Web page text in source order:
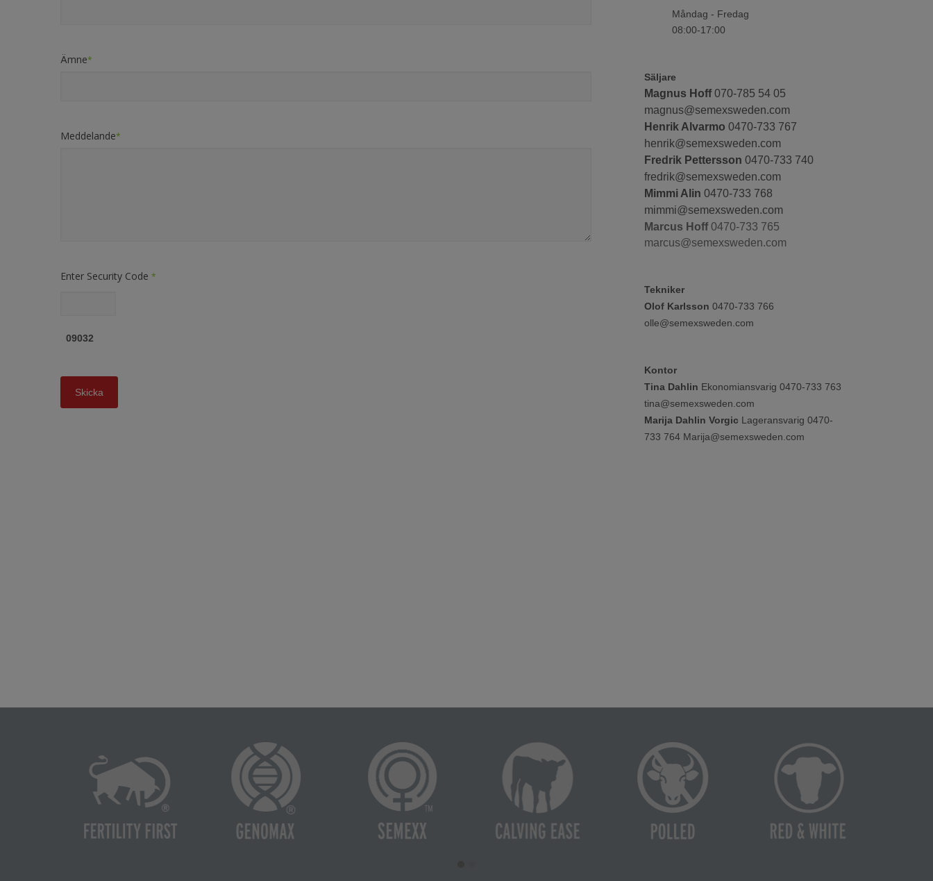
Ämne*
Meddelande*
Enter Security Code *
09032
Skicka
Måndag - Fredag
08:00-17:00
Säljare
Magnus Hoff070-785 54 05
magnus@semexsweden.com
Henrik Alvarmo 0470-733 767
henrik@semexsweden.com
Fredrik Pettersson 0470-733 740
fredrik@semexsweden.com
Mimmi Alin 0470-733 768
mimmi@semexsweden.com
Marcus Hoff0470-733 765
marcus@semexsweden.com
Tekniker
Olof Karlsson 0470-733 766
olle@semexsweden.com
Kontor
Tina Dahlin Ekonomiansvarig 0470-733 763
tina@semexsweden.com
Marija Dahlin Vorgic Lageransvarig 0470-
733 764 Marija@semexsweden.com